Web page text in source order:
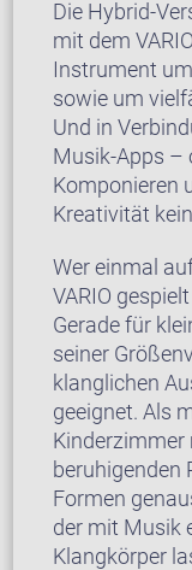
Die Hybrid-
mit dem
Instrument
sowie um
Und in
Musik-Apps –
Komponieren
Kreativität
Wer einmal
VARIO
Gerade für
seiner
klanglichen
geeignet. Als
Kinderzimmer
beruhigenden
Formen
der mit Musik
Klangkörper